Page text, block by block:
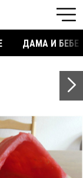
ДАМА И БЕБЕ